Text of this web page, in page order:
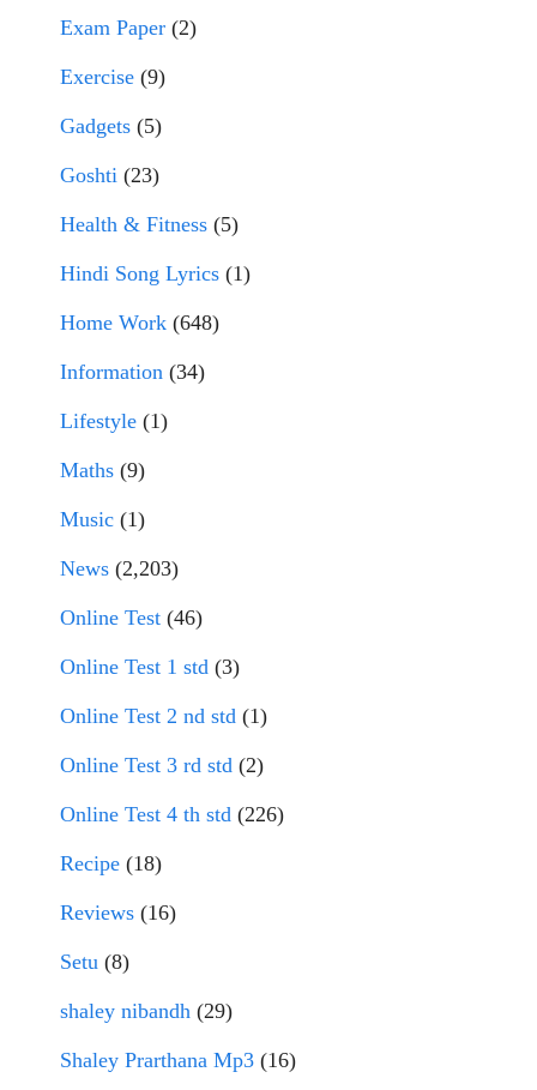
Exam Paper (2)
Exercise (9)
Gadgets (5)
Goshti (23)
Health & Fitness (5)
Hindi Song Lyrics (1)
Home Work (648)
Information (34)
Lifestyle (1)
Maths (9)
Music (1)
News (2,203)
Online Test (46)
Online Test 1 std (3)
Online Test 2 nd std (1)
Online Test 3 rd std (2)
Online Test 4 th std (226)
Recipe (18)
Reviews (16)
Setu (8)
shaley nibandh (29)
Shaley Prarthana Mp3 (16)